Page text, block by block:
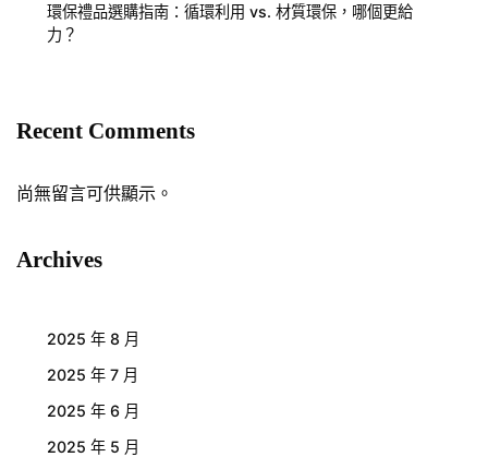
環保禮品選購指南：循環利用 vs. 材質環保，哪個更給
力？
Recent Comments
尚無留言可供顯示。
Archives
2025 年 8 月
2025 年 7 月
2025 年 6 月
2025 年 5 月